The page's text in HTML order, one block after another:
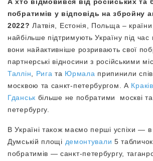
А хто відмовився від російських та
побратимів у відповідь на збройну
2022? Латвія, Естонія, Польща – країни,
найбільше підтримують Україну під час
вони найактивніше розривають свої
партнерські відносини з російськими
Таллін, Рига та Юрмала припинили
москвою та санкт-петербургом. А Краків
Гданськ більше не побратими москві та
петербургу.
В Україні також маємо перші успіхи —
Думській площі демонтували 5
побратимів — санкт-петербургу,